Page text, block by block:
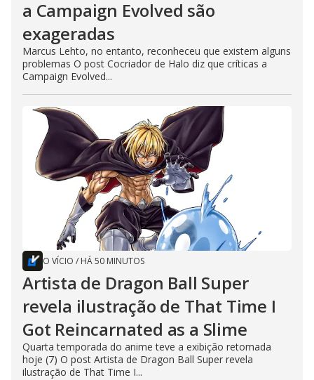
a Campaign Evolved são
exageradas
Marcus Lehto, no entanto, reconheceu que existem alguns
problemas O post Cocriador de Halo diz que críticas a
Campaign Evolved...
O VÍCIO / HÁ 50 MINUTOS
Artista de Dragon Ball Super
revela ilustração de That Time I
Got Reincarnated as a Slime
Quarta temporada do anime teve a exibição retomada
hoje (7) O post Artista de Dragon Ball Super revela
ilustração de That Time I...